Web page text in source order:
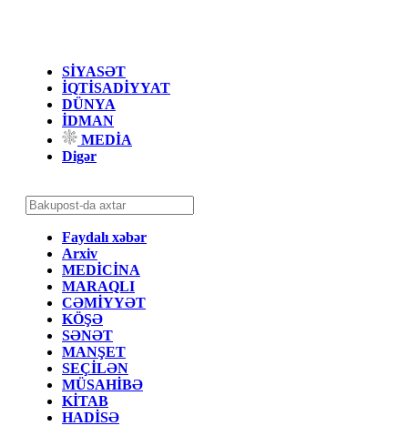
SİYASƏT
İQTİSADİYYAT
DÜNYA
İDMAN
MEDİA
Digər
Faydalı xəbər
Arxiv
MEDİCİNA
MARAQLI
CƏMİYYƏT
KÖŞƏ
SƏNƏT
MANŞET
SEÇİLƏN
MÜSAHİBƏ
KİTAB
HADİSƏ